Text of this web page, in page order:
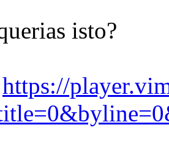
isto?
https://